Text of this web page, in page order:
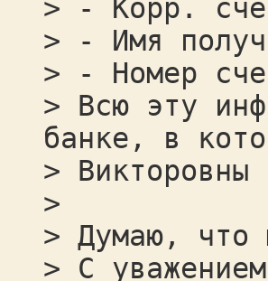
> - Корр.
> - Имя
> - Номер
> Всю эту
банке, в
>
>
> Думаю, что
> С